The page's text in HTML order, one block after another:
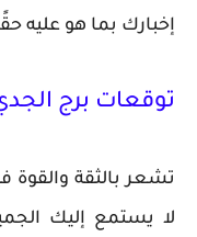
إخبارك بما هو عليه
توقعات برج
تشعر بالثقة والقوة
لا يستمع إليك